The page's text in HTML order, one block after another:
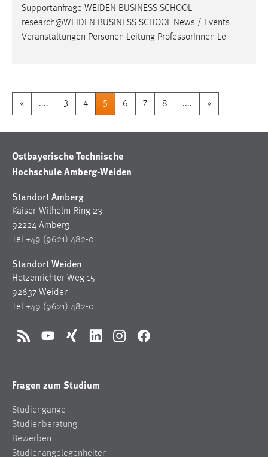
Supportanfrage WEIDEN BUSINESS SCHOOL
research@WEIDEN BUSINESS SCHOOL News / Events
Veranstaltungen Personen Leitung ProfessorInnen Le
« .... 3 4 5 6 7 8 .... »
Ostbayerische Technische
Hochschule Amberg-Weiden
Standort Amberg
Kaiser-Wilhelm-Ring 23
92224 Amberg
Tel +49 (9621) 482-0
Standort Weiden
Hetzenrichter Weg 15
92637 Weiden
Tel +49 (9621) 482-0
RSS YouTubeXing LinkedInInstagramFacebook
Fragen zum Studium
Studiengänge
Studienberatung
Bewerben
Studienangelegenheiten